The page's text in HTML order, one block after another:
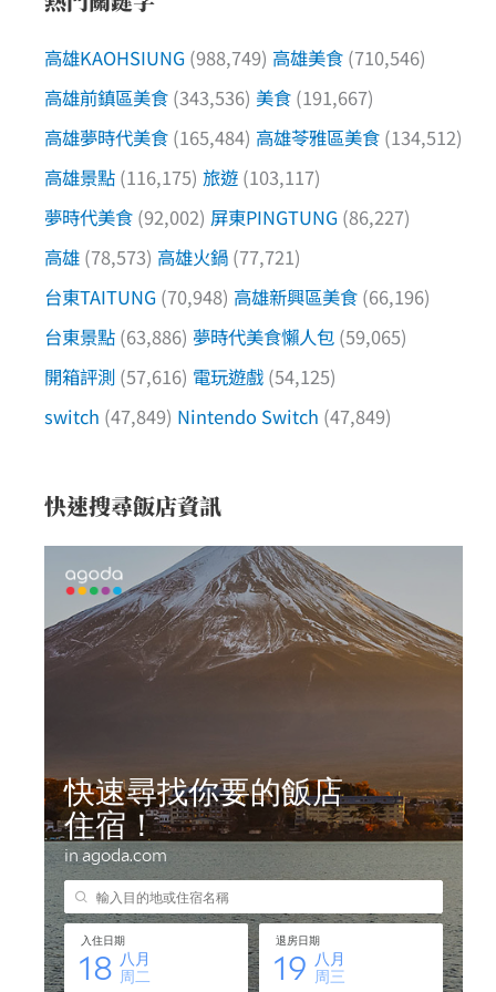
高雄KAOHSIUNG (988,749) 高雄美食 (710,546)
高雄前鎮區美食 (343,536) 美食 (191,667)
高雄夢時代美食 (165,484) 高雄苓雅區美食 (134,512)
高雄景點 (116,175) 旅遊 (103,117)
夢時代美食 (92,002) 屏東PINGTUNG (86,227)
高雄 (78,573) 高雄火鍋 (77,721)
台東TAITUNG (70,948) 高雄新興區美食 (66,196)
台東景點 (63,886) 夢時代美食懶人包 (59,065)
開箱評測 (57,616) 電玩遊戲 (54,125)
switch (47,849) Nintendo Switch (47,849)
快速搜尋飯店資訊